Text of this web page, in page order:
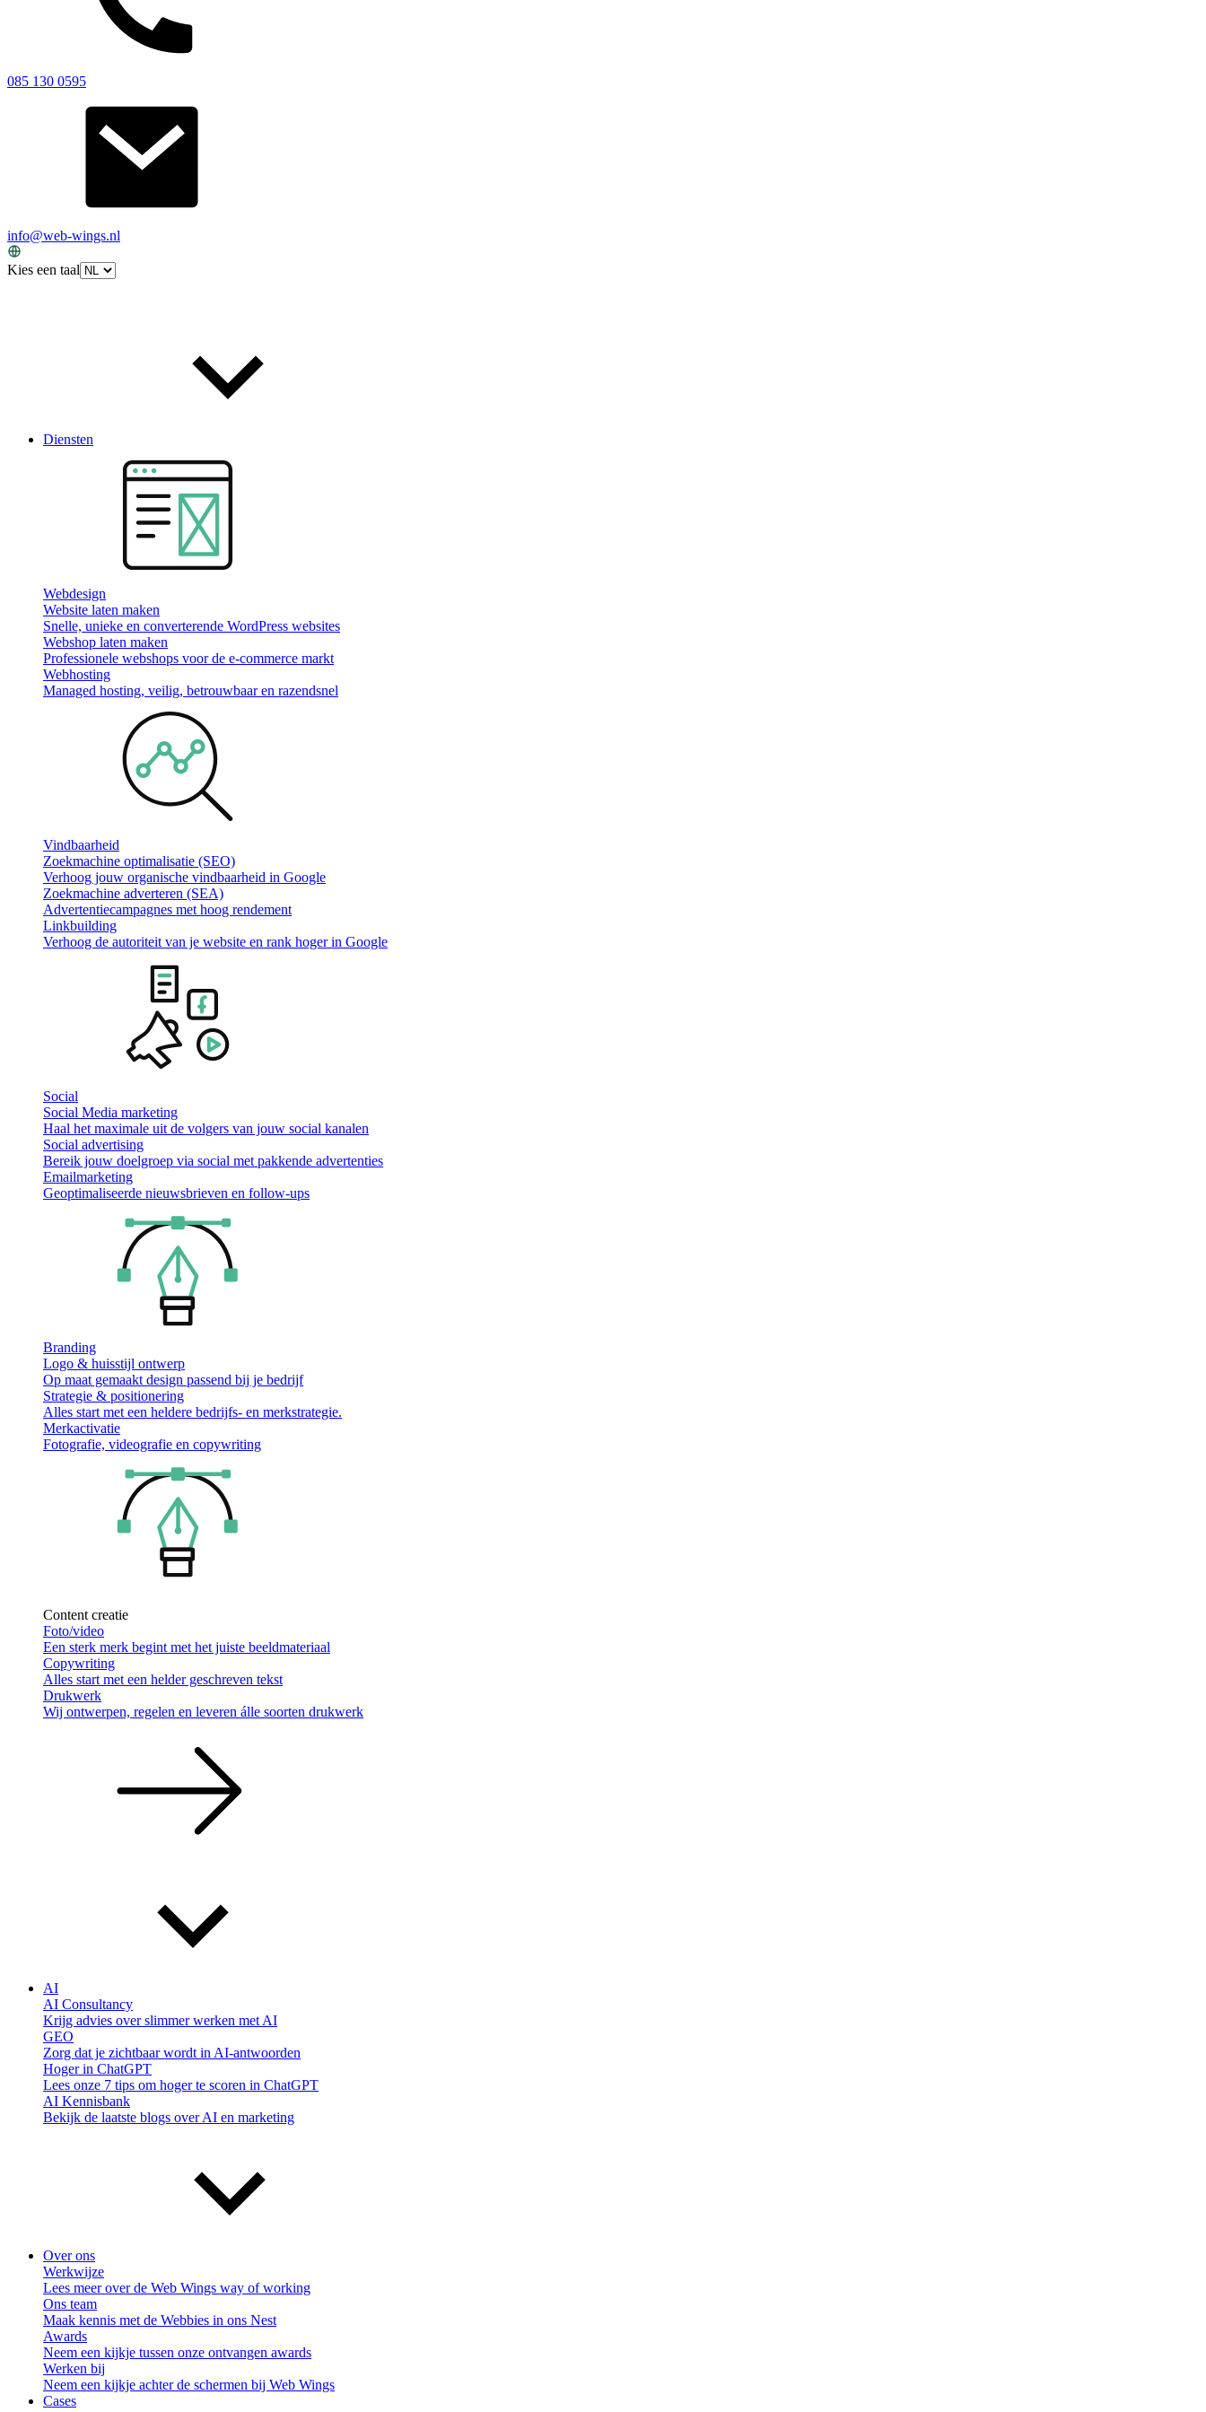
085 130 0595
info@web-wings.nl
Kies een taal
Diensten
Webdesign
Website laten maken
Snelle, unieke en converterende WordPress websites
Webshop laten maken
Professionele webshops voor de e-commerce markt
Webhosting
Managed hosting, veilig, betrouwbaar en razendsnel
Vindbaarheid
Zoekmachine optimalisatie (SEO)
Verhoog jouw organische vindbaarheid in Google
Zoekmachine adverteren (SEA)
Advertentiecampagnes met hoog rendement
Linkbuilding
Verhoog de autoriteit van je website en rank hoger in Google
Social
Social Media marketing
Haal het maximale uit de volgers van jouw social kanalen
Social advertising
Bereik jouw doelgroep via social met pakkende advertenties
Emailmarketing
Geoptimaliseerde nieuwsbrieven en follow-ups
Branding
Logo & huisstijl ontwerp
Op maat gemaakt design passend bij je bedrijf
Strategie & positionering
Alles start met een heldere bedrijfs- en merkstrategie.
Merkactivatie
Fotografie, videografie en copywriting
Content creatie
Foto/video
Een sterk merk begint met het juiste beeldmateriaal
Copywriting
Alles start met een helder geschreven tekst
Drukwerk
Wij ontwerpen, regelen en leveren álle soorten drukwerk
AI
AI Consultancy
Krijg advies over slimmer werken met AI
GEO
Zorg dat je zichtbaar wordt in AI-antwoorden
Hoger in ChatGPT
Lees onze 7 tips om hoger te scoren in ChatGPT
AI Kennisbank
Bekijk de laatste blogs over AI en marketing
Over ons
Werkwijze
Lees meer over de Web Wings way of working
Ons team
Maak kennis met de Webbies in ons Nest
Awards
Neem een kijkje tussen onze ontvangen awards
Werken bij
Neem een kijkje achter de schermen bij Web Wings
Cases